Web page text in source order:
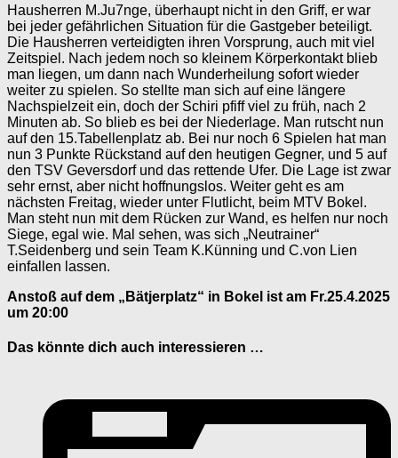
Hausherren M.Ju7nge, überhaupt nicht in den Griff, er war
bei jeder gefährlichen Situation für die Gastgeber beteiligt.
Die Hausherren verteidigten ihren Vorsprung, auch mit viel
Zeitspiel. Nach jedem noch so kleinem Körperkontakt blieb
man liegen, um dann nach Wunderheilung sofort wieder
weiter zu spielen. So stellte man sich auf eine längere
Nachspielzeit ein, doch der Schiri pfiff viel zu früh, nach 2
Minuten ab. So blieb es bei der Niederlage. Man rutscht nun
auf den 15.Tabellenplatz ab. Bei nur noch 6 Spielen hat man
nun 3 Punkte Rückstand auf den heutigen Gegner, und 5 auf
den TSV Geversdorf und das rettende Ufer. Die Lage ist zwar
sehr ernst, aber nicht hoffnungslos. Weiter geht es am
nächsten Freitag, wieder unter Flutlicht, beim MTV Bokel.
Man steht nun mit dem Rücken zur Wand, es helfen nur noch
Siege, egal wie. Mal sehen, was sich „Neutrainer“
T.Seidenberg und sein Team K.Künning und C.von Lien
einfallen lassen.
Anstoß auf dem „Bätjerplatz“ in Bokel ist am Fr.25.4.2025
um 20:00
Das könnte dich auch interessieren …